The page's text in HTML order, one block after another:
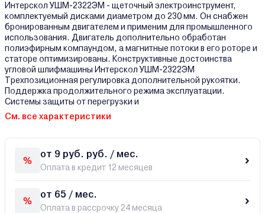
Интерскол УШМ-2322ЭМ - щеточный электроинструмент,
комплектуемый дисками диаметром до 230 мм. Он снабжен
бронированным двигателем и применим для промышленного
использования. Двигатель дополнительно обработан
полиэфирным компаундом, а магнитные потоки в его роторе и
статоре оптимизированы. Конструктивные достоинства
угловой шлифмашины Интерскол УШМ-2322ЭМ
Трехпозиционная регулировка дополнительной рукоятки.
Поддержка продолжительного режима эксплуатации.
Системы защиты от перегрузки и
См. все характеристики
от 9 руб. руб. / мес.
Оплата в кредит 12 месяцев
от 65 / мес.
Оплата в рассрочку 24 месяца